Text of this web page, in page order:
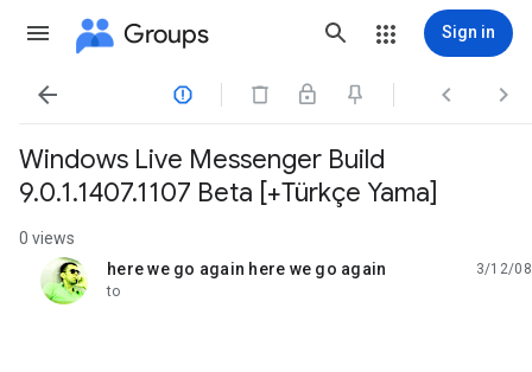
Groups Sign in
   
Windows Live Messenger Build
9.0.1.1407.1107 Beta [+Türkçe Yama]
0 views
here we go again here we go again
unread,
3/12/08
to